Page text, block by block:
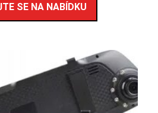
SE NA NABÍDKU